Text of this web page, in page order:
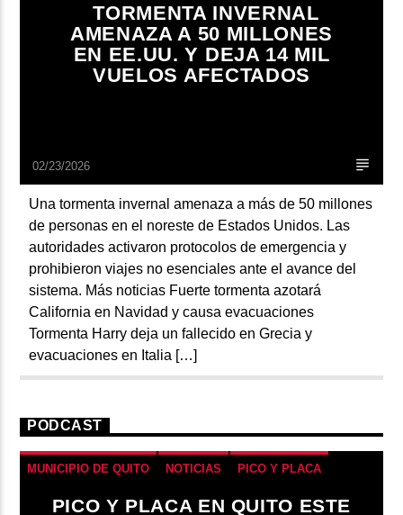
TORMENTA INVERNAL EE.UU.
VUELOS CANCELADOS
TORMENTA INVERNAL
AMENAZA A 50 MILLONES
EN EE.UU. Y DEJA 14 MIL
VUELOS AFECTADOS
02/23/2026
Una tormenta invernal amenaza a más de 50 millones
de personas en el noreste de Estados Unidos. Las
autoridades activaron protocolos de emergencia y
prohibieron viajes no esenciales ante el avance del
sistema. Más noticias Fuerte tormenta azotará
California en Navidad y causa evacuaciones
Tormenta Harry deja un fallecido en Grecia y
evacuaciones en Italia […]
PODCAST
MUNICIPIO DE QUITO NOTICIAS PICO Y PLACA
QUITOPICO Y PLACA EN QUITO ESTE